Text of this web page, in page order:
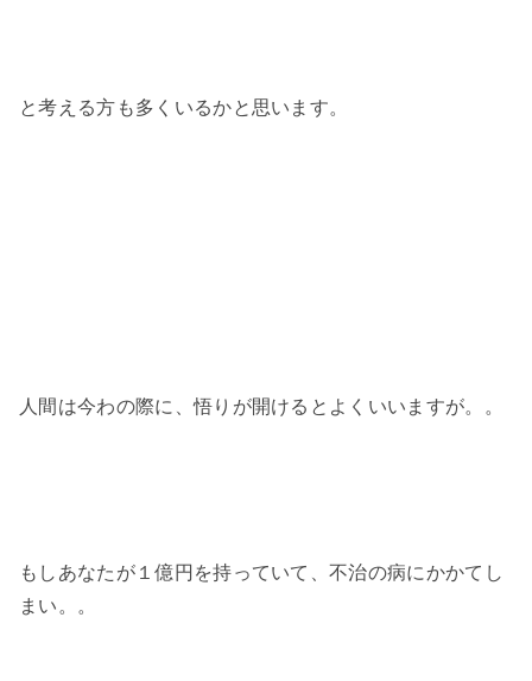
と考える方も多くいるかと思います。
人間は今わの際に、悟りが開けるとよくいいますが。。
もしあなたが１億円を持っていて、不治の病にかかてし
まい。。